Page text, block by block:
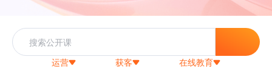
运营 获客 在线教育